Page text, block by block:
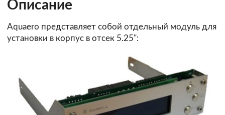
Описание
Aquaero представляет собой отдельный модуль для
установки в корпус в отсек 5.25":